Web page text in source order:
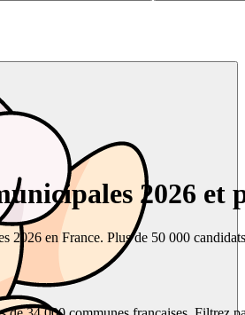
2026 et
2026 en France. Plus de 50 000